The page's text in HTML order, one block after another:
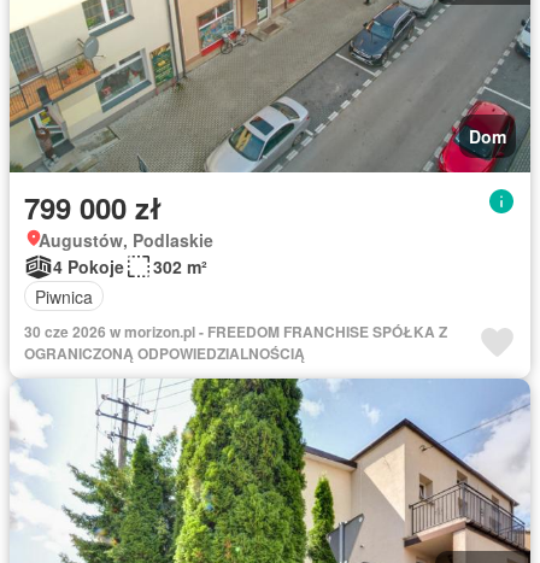
Dom
799 000 zł
Augustów, Podlaskie
4 Pokoje
302 m²
Piwnica
30 cze 2026 w morizon.pl - FREEDOM FRANCHISE SPÓŁKA Z
OGRANICZONĄ ODPOWIEDZIALNOŚCIĄ